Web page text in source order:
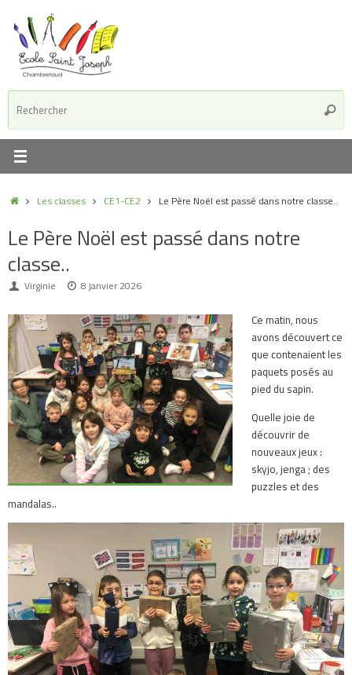
contenu
:
AccueilLes classes CE1-CE2 Le Père Noël est passé dans notre classe..
Le Père Noël est passé dans notre
classe..
Virginie 8 janvier 2026
Ce matin, nous
avons découvert ce
que contenaient les
paquets posés au
pied du sapin.
Quelle joie de
découvrir de
nouveaux jeux :
skyjo, jenga ; des
puzzles et des
mandalas..